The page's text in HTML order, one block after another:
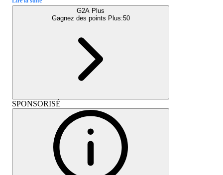
G2A Plus
Gagnez des points Plus:50
SPONSORISÉ